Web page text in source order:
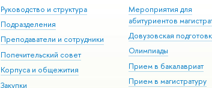
Руководство и структура
Подразделения
Преподаватели и сотрудники
Попечительский совет
Корпуса и общежития
Закупки
Мероприятия для
абитуриентов
Довузовская
Олимпиады
Прием в бакалавриат
Прием в магистратуру